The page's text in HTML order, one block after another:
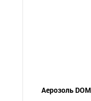
Аерозоль